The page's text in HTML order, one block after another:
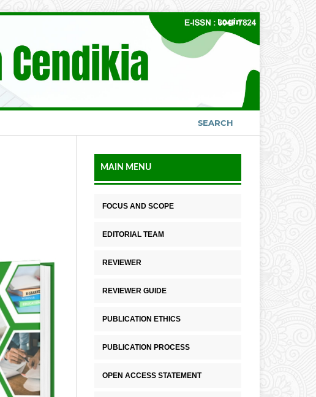
SEARCH
Login
MAIN MENU
FOCUS AND SCOPE
EDITORIAL TEAM
REVIEWER
REVIEWER GUIDE
PUBLICATION ETHICS
PUBLICATION PROCESS
OPEN ACCESS STATEMENT